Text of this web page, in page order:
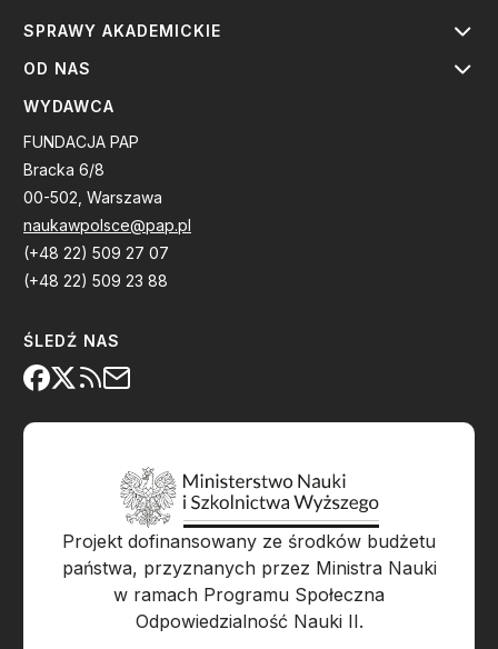
SPRAWY AKADEMICKIE
OD NAS
WYDAWCA
FUNDACJA PAP
Bracka 6/8
00-502, Warszawa
naukawpolsce@pap.pl
(+48 22) 509 27 07
(+48 22) 509 23 88
ŚLEDŹ NAS
Projekt dofinansowany ze środków budżetu
państwa, przyznanych przez Ministra Nauki
w ramach Programu Społeczna
Odpowiedzialność Nauki II.